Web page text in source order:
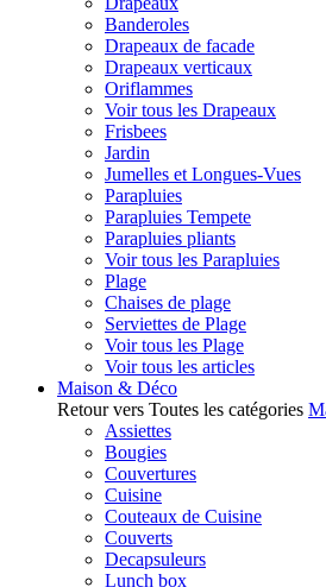
Banderoles
Drapeaux de facade
Drapeaux verticaux
Oriflammes
Voir tous les Drapeaux
Frisbees
Jardin
Jumelles et Longues-Vues
Parapluies
Parapluies Tempete
Parapluies pliants
Voir tous les Parapluies
Plage
Chaises de plage
Serviettes de Plage
Voir tous les Plage
Voir tous les articles
Maison & Déco
Retour vers Toutes les catégories
Assiettes
Bougies
Couvertures
Cuisine
Couteaux de Cuisine
Couverts
Decapsuleurs
Lunch box